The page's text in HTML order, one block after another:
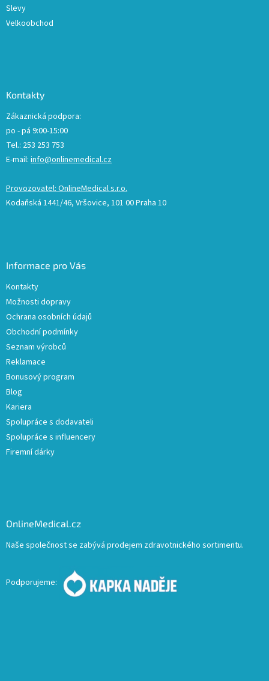
Slevy
Velkoobchod
Kontakty
Zákaznická podpora:
po - pá 9:00-15:00
Tel.: 253 253 753
E-mail: info@onlinemedical.cz
Provozovatel: OnlineMedical s.r.o.
Kodaňská 1441/46, Vršovice, 101 00 Praha 10
Informace pro Vás
Kontakty
Možnosti dopravy
Ochrana osobních údajů
Obchodní podmínky
Seznam výrobců
Reklamace
Bonusový program
Blog
Kariera
Spolupráce s dodavateli
Spolupráce s influencery
Firemní dárky
OnlineMedical.cz
Naše společnost se zabývá prodejem zdravotnického sortimentu.
Podporujeme: